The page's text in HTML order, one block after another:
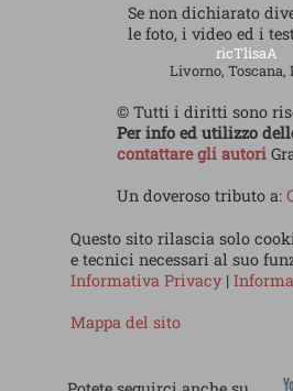
Se non dichiarato
le foto, i video ed i
ricTlisaA
Livorno, Toscana,
© Tutti i diritti sono
Per info ed utilizzo
contattare gli autori
Un doveroso tributo a:
Questo sito rilascia solo
e tecnici necessari al suo
Informativa Privacy |
Mappa del sito